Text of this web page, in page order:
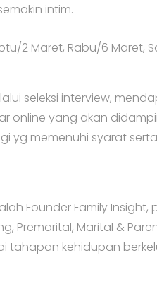
intim.
2 Maret, Rabu/6 Maret,
seleksi interview,
online yang akan
yg memenuhi syarat
Founder Family
Premarital, Marital &
tahapan kehidupan